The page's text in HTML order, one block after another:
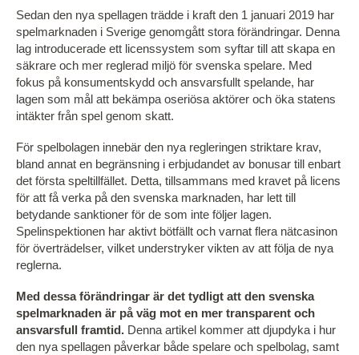
Sedan den nya spellagen trädde i kraft den 1 januari 2019 har
spelmarknaden i Sverige genomgått stora förändringar. Denna
lag introducerade ett licenssystem som syftar till att skapa en
säkrare och mer reglerad miljö för svenska spelare. Med
fokus på konsumentskydd och ansvarsfullt spelande, har
lagen som mål att bekämpa oseriösa aktörer och öka statens
intäkter från spel genom skatt.
För spelbolagen innebär den nya regleringen striktare krav,
bland annat en begränsning i erbjudandet av bonusar till enbart
det första speltillfället. Detta, tillsammans med kravet på licens
för att få verka på den svenska marknaden, har lett till
betydande sanktioner för de som inte följer lagen.
Spelinspektionen har aktivt bötfällt och varnat flera nätcasinon
för överträdelser, vilket understryker vikten av att följa de nya
reglerna.
Med dessa förändringar är det tydligt att den svenska
spelmarknaden är på väg mot en mer transparent och
ansvarsfull framtid. Denna artikel kommer att djupdyka i hur
den nya spellagen påverkar både spelare och spelbolag, samt